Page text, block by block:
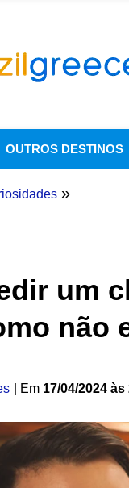
OUTROS DESTINOS
»
um
não
| Em 17/04/2024 às